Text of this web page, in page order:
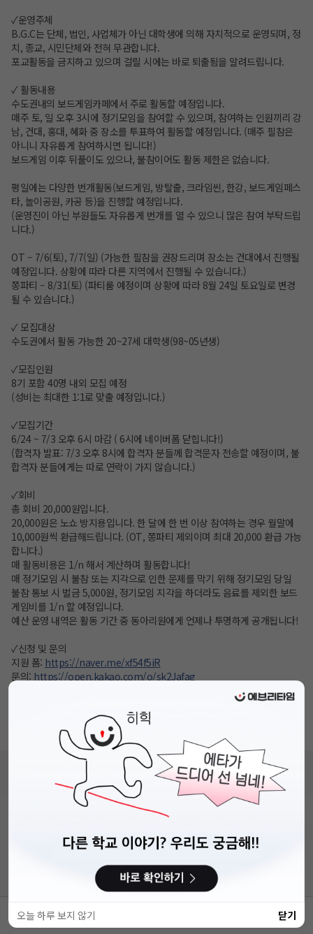
✓운영주체
B.G.C는 단체, 법인, 사업체가 아닌 대학생에 의해 자치적으로 운영되며, 정
치, 종교, 시민단체와 전혀 무관합니다.
포교활동을 금지하고 있으며 걸릴 시에는 바로 퇴출됨을 알려드립니다.
✓ 활동내용
수도권내의 보드게임카페에서 주로 활동할 예정입니다.
매주 토, 일 오후 3시에 정기모임을 참여할 수 있으며, 참여하는 인원끼리 강
남, 건대, 홍대, 혜화 중 장소를 투표하여 활동할 예정입니다. (매주 필참은
아니니 자유롭게 참여하시면 됩니다!)
보드게임 이후 뒤풀이도 있으나, 불참이어도 활동 제한은 없습니다.
평일에는 다양한 번개활동(보드게임, 방탈출, 크라임씬, 한강, 보드게임페스
타, 놀이공원, 카공 등)을 진행할 예정입니다.
(운영진이 아닌 부원들도 자유롭게 번개를 열 수 있으니 많은 참여 부탁드립
니다.)
OT – 7/6(토), 7/7(일) (가능한 필참을 권장드리며 장소는 건대에서 진행될
예정입니다. 상황에 따라 다른 지역에서 진행될 수 있습니다.)
쫑파티 – 8/31(토) (파티룸 예정이며 상황에 따라 8월 24일 토요일로 변경
될 수 있습니다.)
✓ 모집대상
수도권에서 활동 가능한 20~27세 대학생(98~05년생)
✓모집인원
8기 포함 40명 내외 모집 예정
(성비는 최대한 1:1로 맞출 예정입니다.)
✓모집기간
6/24 ~ 7/3 오후 6시 마감 ( 6시에 네이버폼 닫힙니다!)
(합격자 발표: 7/3 오후 8시에 합격자 분들께 합격문자 전송할 예정이며, 불
합격자 분들에게는 따로 연락이 가지 않습니다.)
✓회비
총 회비 20,000원입니다.
20,000원은 노쇼 방지용입니다. 한 달에 한 번 이상 참여하는 경우 월말에
10,000원씩 환급해드립니다. (OT, 쫑파티 제외이며 최대 20,000 환급 가능
합니다.)
매 활동비용은 1/n 해서 계산하며 활동합니다!
매 정기모임 시 불참 또는 지각으로 인한 문제를 막기 위해 정기모임 당일
불참 통보 시 벌금 5,000원, 정기모임 지각을 하더라도 음료를 제외한 보드
게임비를 1/n 할 예정입니다.
예산 운영 내역은 활동 기간 중 동아리원에게 언제나 투명하게 공개됩니다!
✓신청 및 문의
지원 폼: https://naver.me/xf54f5iR
문의: https://open.kakao.com/o/sk2Jafag
📣 친구와 함께 지원가능합니다. 많은 지원 부탁드립니다.
📣지원서로 합격여부가 결정되니 신중하고 솔직하게 써주시기 바랍니다!
스크랩
서울특별시 마포구 양화로 113, 5층
사업자등록번호 : 572-87-02009
개인정보처리방침 커뮤니티이용규칙 공지사항
© 에브리커리어(캠퍼스픽)
오늘 하루 보지 않기 닫기